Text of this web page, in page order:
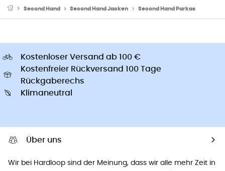
Second Hand Second Hand Jacken Second Hand Parkas
Kostenloser Versand ab 100 €
Kostenfreier Rückversand 100 Tage
Rückgaberechs
Klimaneutral
Über uns
Wir bei Hardloop sind der Meinung, dass wir alle mehr Zeit in